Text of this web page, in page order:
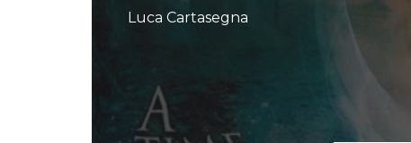
Luca Cartasegna